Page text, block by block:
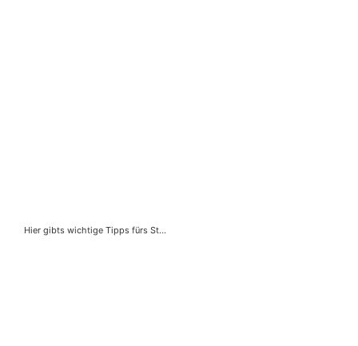
Hier gibts wichtige Tipps fürs Studium